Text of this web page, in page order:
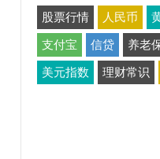
股票行情 人民币
支付宝 信贷 养老
美元指数 理财常识